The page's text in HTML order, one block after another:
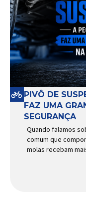
PIVÔ DE
FAZ UMA
SEGURANÇA
Quando falamos
comum que
molas recebam